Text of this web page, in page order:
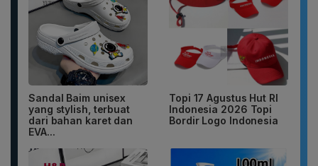
Sandal Baim unisex
yang stylish, terbuat
dari bahan karet dan
EVA...
Topi 17 Agustus Hut RI
Indonesia 2026 Topi
Bordir Logo Indonesia